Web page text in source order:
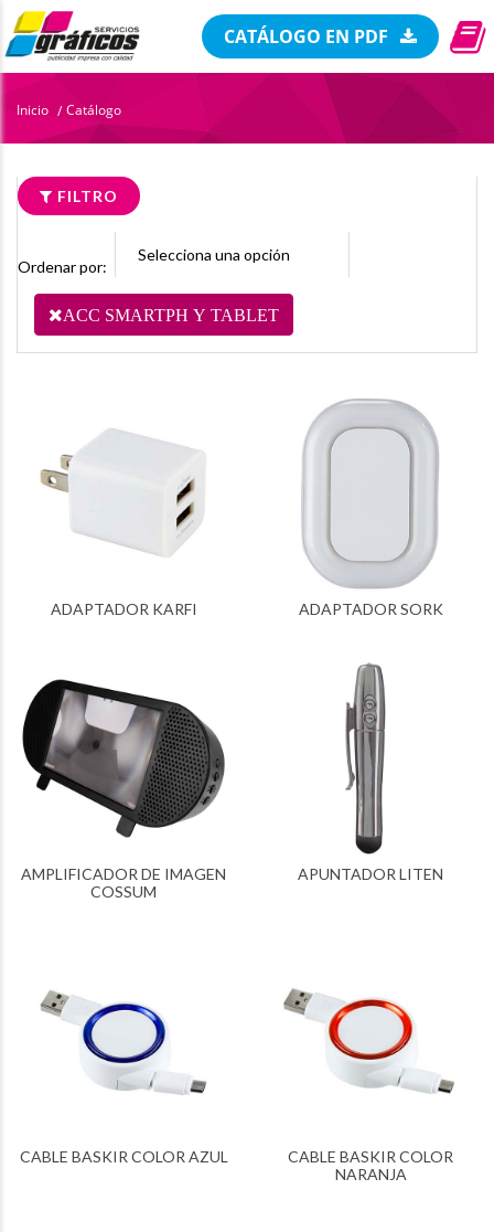
CATÁLOGO EN PDF
Inicio / Catálogo
FILTRO
Ordenar por:
ACC SMARTPH Y TABLET
ADAPTADOR KARFI ADAPTADOR SORK
AMPLIFICADOR DE IMAGEN
COSSUM
APUNTADOR LITEN
CABLE BASKIR COLOR AZUL
CABLE BASKIR COLOR
NARANJA